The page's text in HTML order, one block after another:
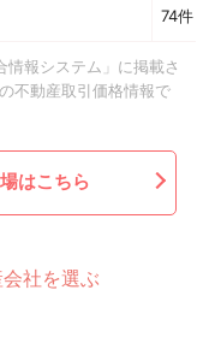
74件
報システム」に掲載さ
不動産取引価格情報で
はこちら
社を選ぶ